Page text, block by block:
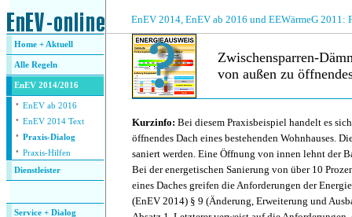
EnEV 2014, EnEV ab 2016 und EEWärmeG 2011:
Home + Aktuell
Alle Regeln
EnEV 2014/2016
· EnEV ab 2016
· EnEV 2014 Text
· Praxis-Dialog
· Praxis-Hilfen
Dienstleister
Service + Dialog
Zwischensparren-
von außen zu
Kurzinfo: Bei diesem Praxisbeispiel handelt es
öffnendes Dach eines bestehenden Wohnhauses.
saniert werden. Eine Öffnung von innen lehnt der
Bei der energetischen Sanierung von über 10
eines Daches greifen die Anforderungen der
(EnEV 2014) § 9 (Änderung, Erweiterung und